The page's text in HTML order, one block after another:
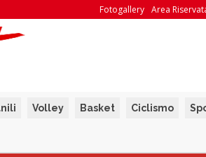
Area
Fotogallery
Volley Basket Ciclismo